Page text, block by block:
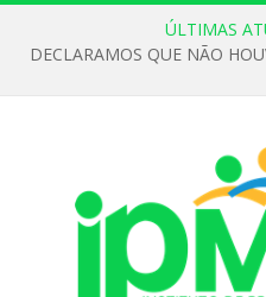
ÚLTIMAS